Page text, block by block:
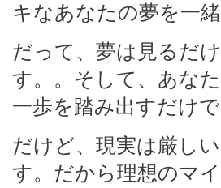
キなあなたの夢を一
だって、夢は見るだ
す。。そして、あな
一歩を踏み出すだけ
だけど、現実は厳し
す。だから理想のマ